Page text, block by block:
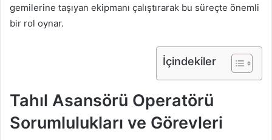
gemilerine taşıyan ekipmanı çalıştırarak bu süreçte önemli
bir rol oynar.
İçindekiler
Tahıl Asansörü Operatörü
Sorumlulukları ve Görevleri